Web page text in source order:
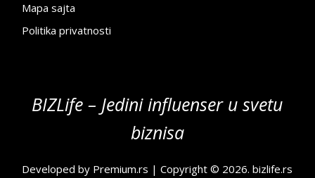
Mapa sajta
Politika privatnosti
BIZLife – Jedini influenser u svetu
biznisa
Developed by Premium.rs | Copyright © 2026.bizlife.rs